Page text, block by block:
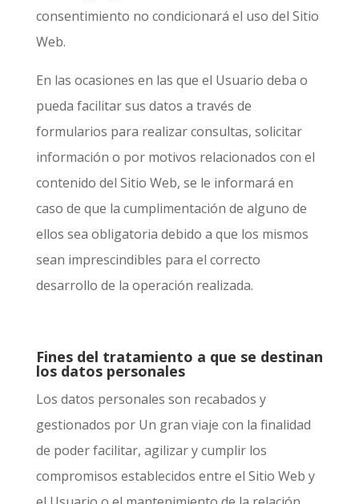
consentimiento no condicionará el uso del Sitio
Web.
En las ocasiones en las que el Usuario deba o
pueda facilitar sus datos a través de
formularios para realizar consultas, solicitar
información o por motivos relacionados con el
contenido del Sitio Web, se le informará en
caso de que la cumplimentación de alguno de
ellos sea obligatoria debido a que los mismos
sean imprescindibles para el correcto
desarrollo de la operación realizada.
Fines del tratamiento a que se destinan
los datos personales
Los datos personales son recabados y
gestionados por Un gran viaje con la finalidad
de poder facilitar, agilizar y cumplir los
compromisos establecidos entre el Sitio Web y